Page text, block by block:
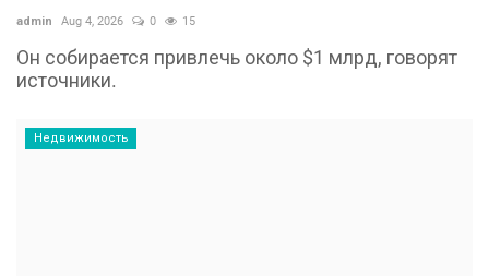
admin Aug 4, 2026 0 15
Он собирается привлечь около $1 млрд, говорят
источники.
Недвижимость